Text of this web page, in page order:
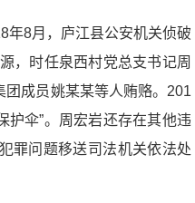
年8月，庐江县公安机关侦破
，时任泉西村党总支书记周
成员姚某某等人贿赂。201
护伞”。周宏岩还存在其他违
罪问题移送司法机关依法处